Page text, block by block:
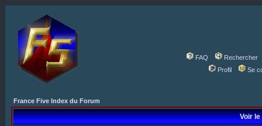
FAQ
Rechercher
Profil
Se
France Five Index du Forum
Voir